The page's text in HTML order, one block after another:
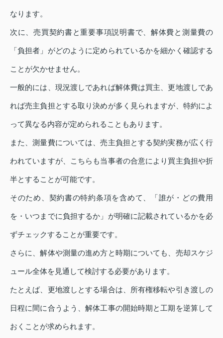
なります。
次に、売買契約書と重要事項説明書で、解体費と測量費の
「負担者」がどのように定められているかを細かく確認する
ことが欠かせません。
一般的には、現況渡しであれば解体費は買主、更地渡しであ
れば売主負担とする取り決めが多く見られますが、特約によ
って異なる内容が定められることもあります。
また、測量費については、売主負担とする契約実務が広く行
われていますが、こちらも当事者の合意により買主負担や折
半とすることが可能です。
そのため、契約書の特約条項を含めて、「誰が・どの費用
を・いつまでに負担するか」が明確に記載されているかを必
ずチェックすることが重要です。
さらに、解体や測量の進め方と時期についても、売却スケジ
ュール全体を見通して検討する必要があります。
たとえば、更地渡しとする場合は、所有権移転や引き渡しの
日程に間に合うよう、解体工事の開始時期と工期を逆算して
おくことが求められます。